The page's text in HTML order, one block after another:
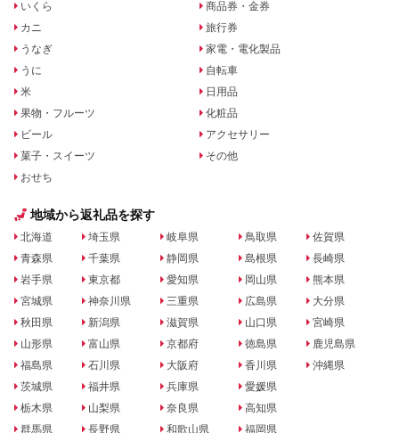
いくら
カニ
うなぎ
うに
米
果物・フルーツ
ビール
菓子・スイーツ
おせち
商品券・金券
旅行券
家電・電化製品
自転車
日用品
化粧品
アクセサリー
その他
地域から返礼品を探す
北海道
青森県
岩手県
宮城県
秋田県
山形県
福島県
茨城県
栃木県
群馬県
埼玉県
千葉県
東京都
神奈川県
新潟県
富山県
石川県
福井県
山梨県
長野県
岐阜県
静岡県
愛知県
三重県
滋賀県
京都府
大阪府
兵庫県
奈良県
和歌山県
鳥取県
島根県
岡山県
広島県
山口県
徳島県
香川県
愛媛県
高知県
福岡県
佐賀県
長崎県
熊本県
大分県
宮崎県
鹿児島県
沖縄県